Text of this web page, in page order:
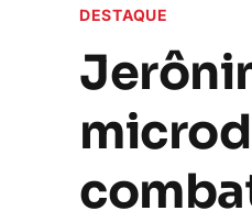
DESTAQUE